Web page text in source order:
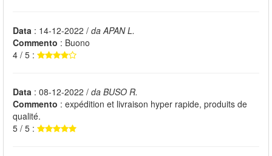
Data : 14-12-2022 / da APAN L.
Commento : Buono
4 / 5 :
Data : 08-12-2022 / da BUSO R.
Commento : expédition et livraison hyper rapide, produits de
qualité.
5 / 5 :